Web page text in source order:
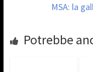
MSA: la
Potrebbe